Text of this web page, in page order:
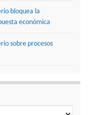
bloquea la
económica
sobre procesos